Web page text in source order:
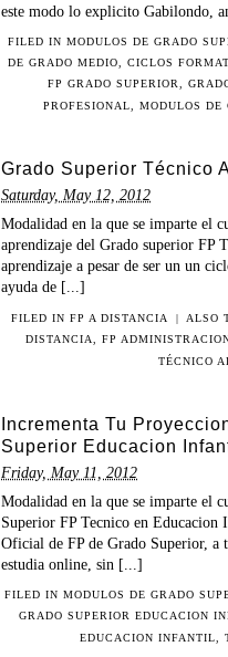
este modo lo explicito Gabilondo,
FILED INMODULOS DE GRADO
DE GRADO MEDIO
CICLOS
FP GRADO SUPERIOR
PROFESIONAL
MODULOS DE
Grado Superior Técnico
Saturday, May 12, 2012
Modalidad en la que se imparte el
aprendizaje del Grado superior FP
aprendizaje a pesar de ser un un
ayuda de [...]
FILED INFP A DISTANCIA | ALSO
DISTANCIA
FP
TÉCNICO
Incrementa Tu
Superior Educacion
Friday, May 11, 2012
Modalidad en la que se imparte el
Superior FP Tecnico en
Oficial de FP de Grado Superior, a
estudia online, sin [...]
FILED IN MODULOS DE GRADO
GRADO SUPERIOR EDUCACION
EDUCACION INFANTIL,